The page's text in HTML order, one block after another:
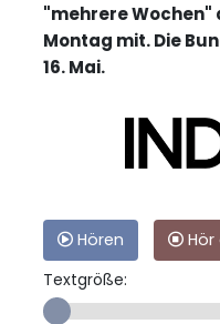
"mehrere Wochen"
Montag mit. Die
16. Mai.
Hören
Textgröße: